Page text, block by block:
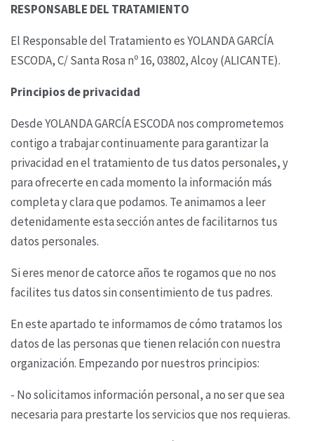
RESPONSABLE DEL TRATAMIENTO
El Responsable del Tratamiento es YOLANDA GARCÍA
ESCODA,C/ Santa Rosa nº 16, 03802, Alcoy (ALICANTE).
Principios de privacidad
Desde YOLANDA GARCÍA ESCODA nos comprometemos
contigo a trabajarcontinuamente para garantizar la
privacidad en el tratamiento de tus datos personales, y
paraofrecerte en cada momento la información más
completa y clara que podamos. Te animamos a leer
detenidamente esta sección antes de facilitarnos tus
datos personales.
Si eres menor de catorce años te rogamos que no nos
facilites tus datos sin consentimiento de tus padres.
En este apartado te informamos de cómo tratamos los
datos de las personas que tienen relacióncon nuestra
organización. Empezando por nuestros principios:
- No solicitamos información personal, a no ser que sea
necesaria para prestarte los servicios que nos requieras.